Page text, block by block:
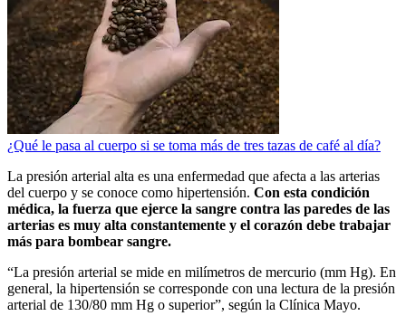
¿Qué le pasa al cuerpo si se toma más de tres tazas de café al día?
La presión arterial alta es una enfermedad que afecta a las arterias
del cuerpo y se conoce como hipertensión. Con esta condición
médica, la fuerza que ejerce la sangre contra las paredes de las
arterias es muy alta constantemente y el corazón debe trabajar
más para bombear sangre.
“La presión arterial se mide en milímetros de mercurio (mm Hg). En
general, la hipertensión se corresponde con una lectura de la presión
arterial de 130/80 mm Hg o superior”, según la Clínica Mayo.